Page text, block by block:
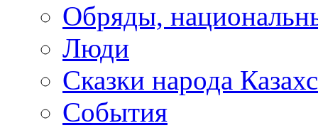
Обряды,
Люди
Сказки народа
События